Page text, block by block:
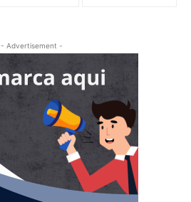
- Advertisement -